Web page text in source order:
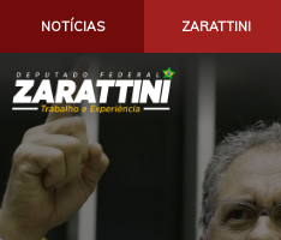
NOTÍCIAS ZARATTINI